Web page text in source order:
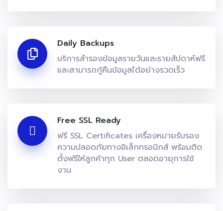
Daily Backups
บริการสำรองข้อมูลรายวันและรายสัปดาห์ฟรี
และสามารถกู้คืนข้อมูลได้อย่างรวดเร็ว
Free SSL Ready
ฟรี SSL Certificates เครื่องหมายรับรอง
ความปลอดภัยทางอิเล็กทรอนิกส์ พร้อมติด
ตั้งฟรีให้ลูกค้าทุก User ตลอดอายุการใช้
งาน